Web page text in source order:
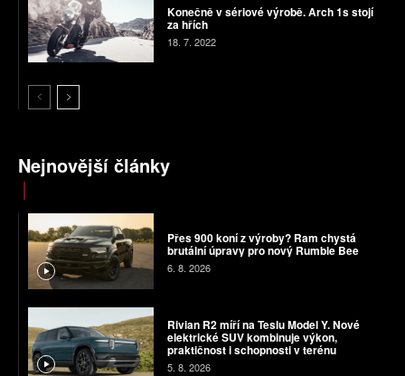
Konečně v sériové výrobě. Arch 1s stojí
za hřích
18. 7. 2022
Nejnovější články
Přes 900 koní z výroby? Ram chystá
brutální úpravy pro nový Rumble Bee
6. 8. 2026
Rivian R2 míří na Teslu Model Y. Nové
elektrické SUV kombinuje výkon,
praktičnost i schopnosti v terénu
5. 8. 2026